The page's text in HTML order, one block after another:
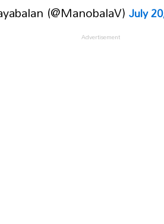
(@ManobalaV)July